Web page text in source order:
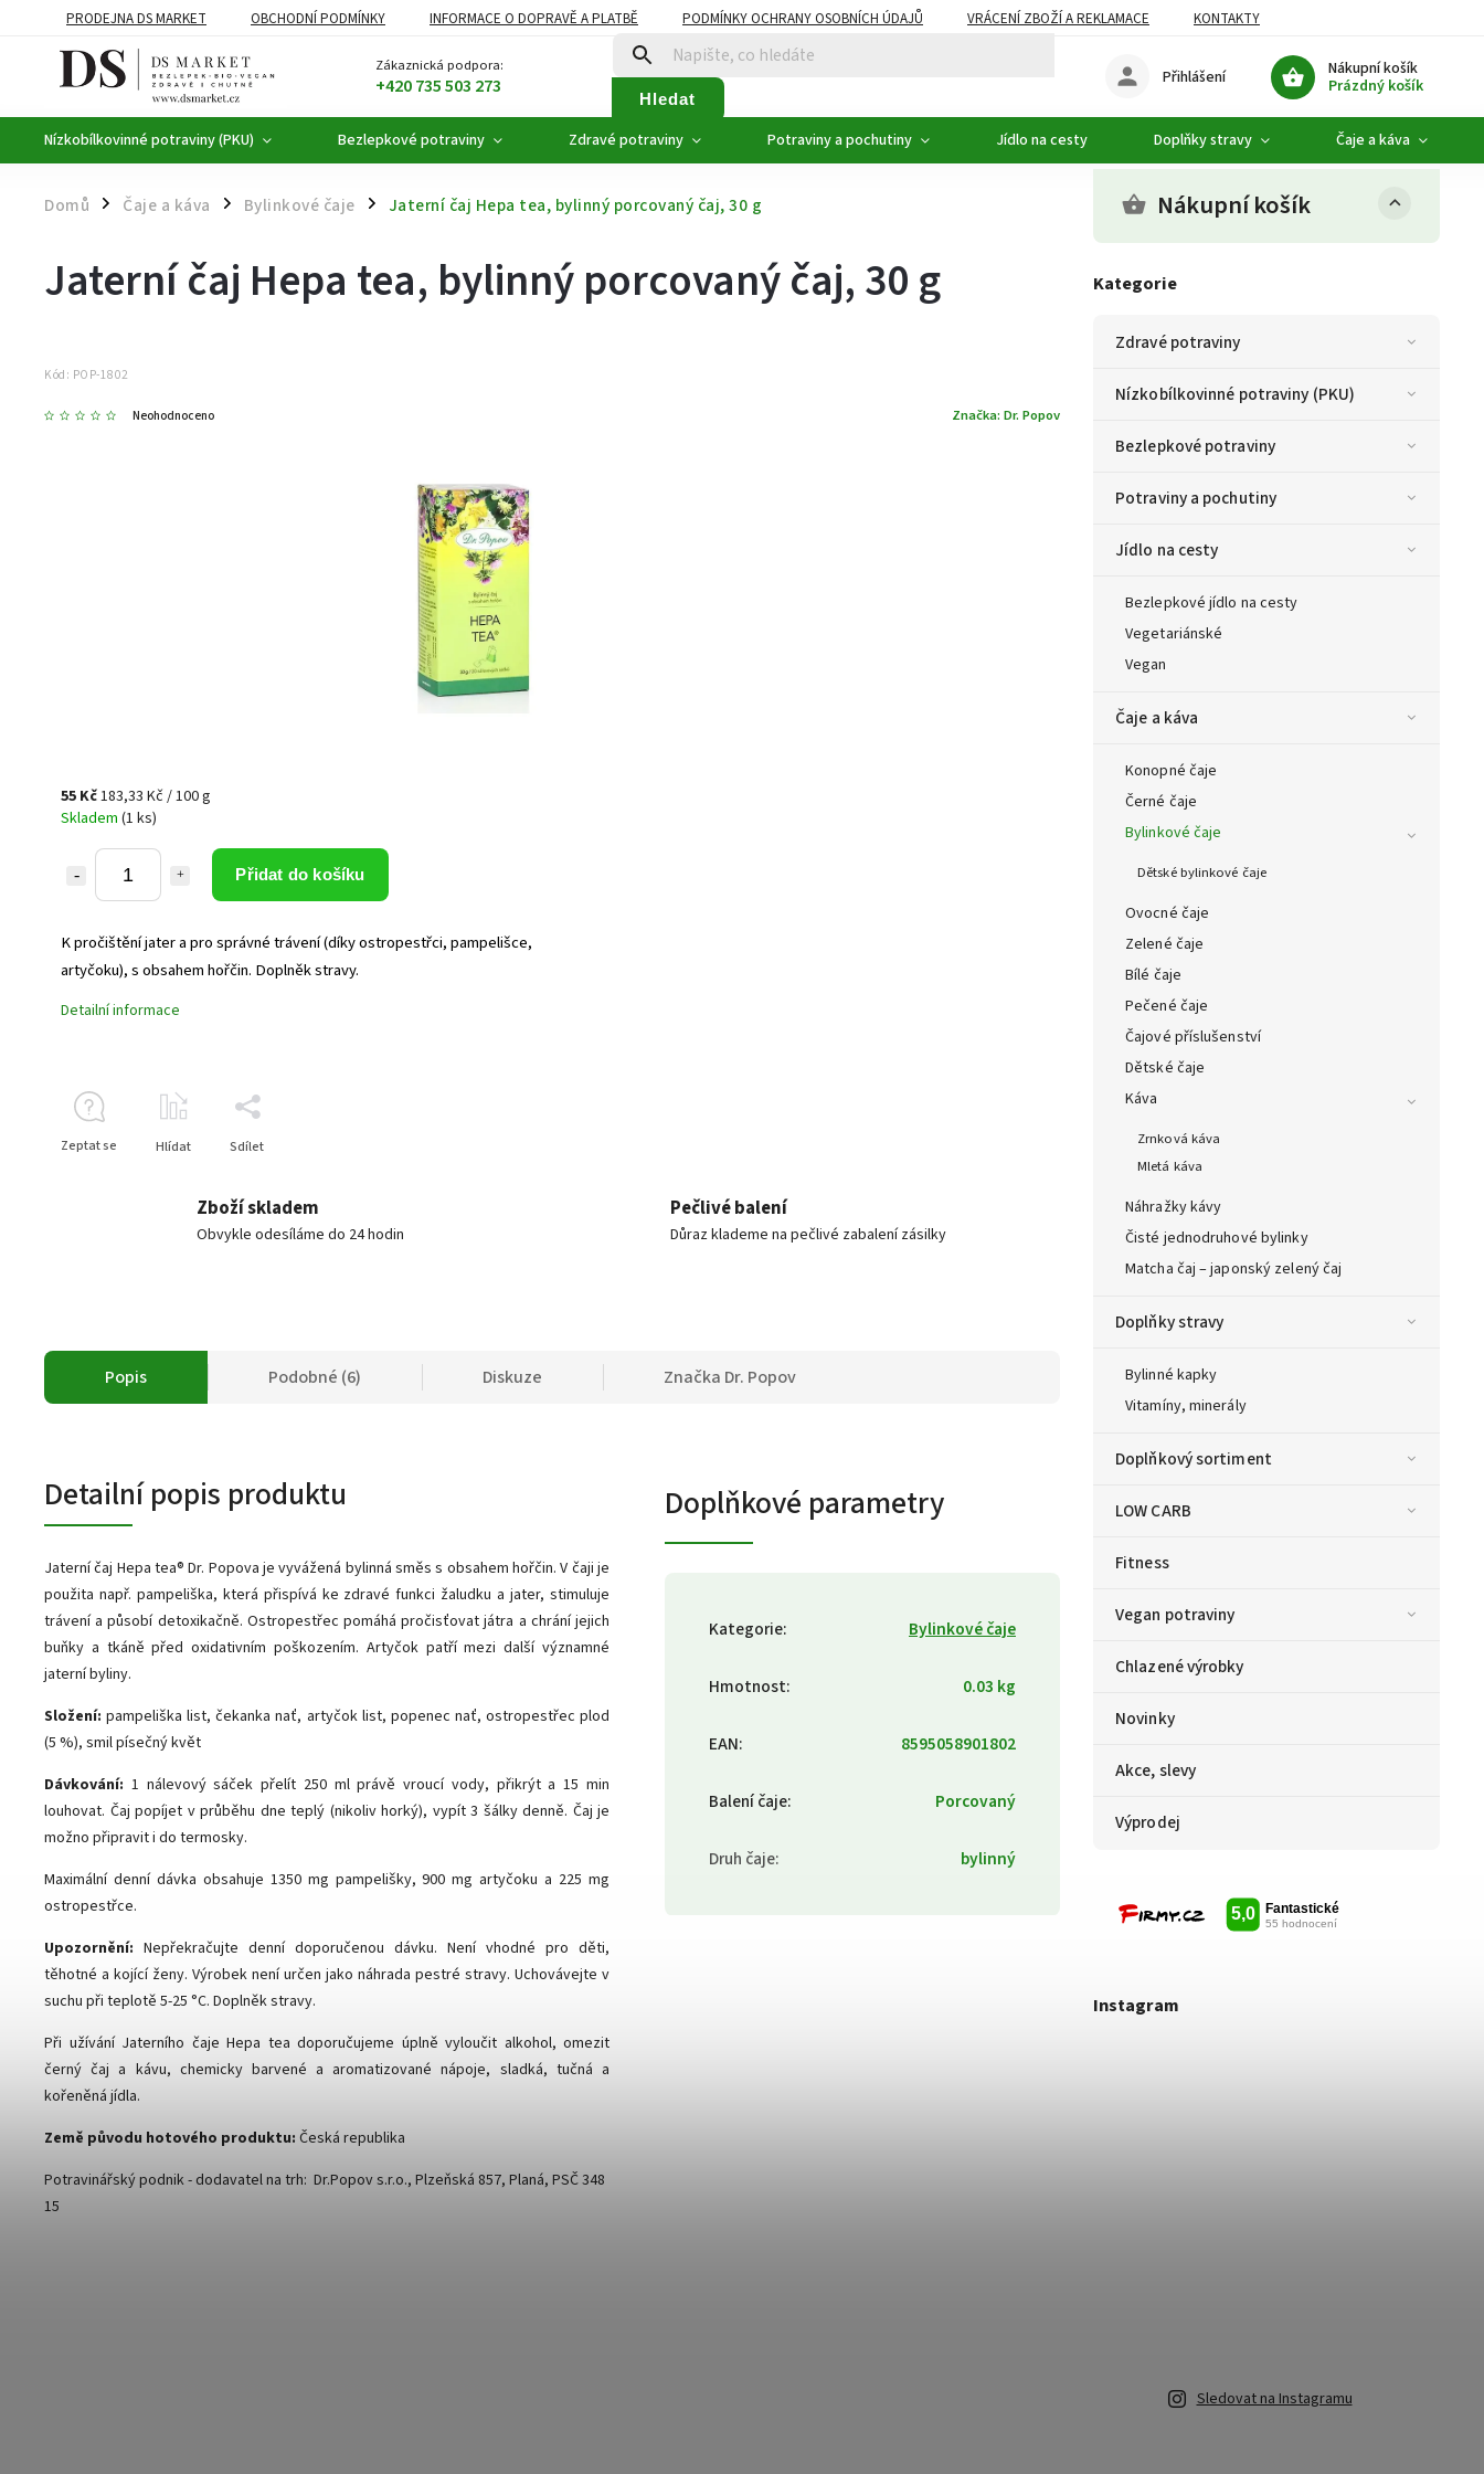
PRODEJNA DS MARKET OBCHODNÍ PODMÍNKY INFORMACE O DOPRAVĚ A PLATBĚ PODMÍNKY OCHRANY OSOBNÍCH ÚDAJŮ VRÁCENÍ ZBOŽÍ A REKLAMACE
KONTAKTY
BEZLEPKOVÉ POTRAVINY
ZDRAVÉ POTRAVINY NOVINKY AKCE, SLEVY
Zákaznická podpora:
+420 735 503 273 Hledat
Nákupní košík
Prázdný košík
Přihlášení
Nízkobílkovinné potraviny (PKU) Bezlepkové potraviny Zdravé potraviny Potraviny a pochutiny Jídlo na cesty Doplňky stravy Čaje a káva
Domů / Čaje a káva / Bylinkové čaje / Jaterní čaj Hepa tea, bylinný porcovaný čaj, 30 g Nákupní košík
Kategorie
Zdravé potraviny
Nízkobílkovinné potraviny (PKU)
Bezlepkové potraviny
Potraviny a pochutiny
Jídlo na cesty
Bezlepkové jídlo na cesty
Vegetariánské
Vegan
Čaje a káva
Konopné čaje
Černé čaje
Bylinkové čaje
Dětské bylinkové čaje
Ovocné čaje
Zelené čaje
Bílé čaje
Pečené čaje
Čajové příslušenství
Dětské čaje
Káva
Zrnková káva
Mletá káva
Náhražky kávy
Čisté jednodruhové bylinky
Matcha čaj – japonský zelený čaj
Doplňky stravy
Bylinné kapky
Vitamíny, minerály
Doplňkový sortiment
LOW CARB
Fitness
Vegan potraviny
Chlazené výrobky
Novinky
Akce, slevy
Výprodej
Instagram
Sledovat na Instagramu
Jaterní čaj Hepa tea, bylinný porcovaný čaj, 30 g
Kód: POP-1802
Neohodnoceno Značka: Dr. Popov
55 Kč183,33 Kč / 100 g
Skladem (1 ks)
Přidat do košíku
K pročištění jater a pro správné trávení (díky ostropestřci, pampelišce,
artyčoku), s obsahem hořčin. Doplněk stravy.
Detailní informace
Zeptat se Hlídat Sdílet
Zboží skladem
Obvykle odesíláme do 24 hodin
Pečlivé balení
Důraz klademe na pečlivé zabalení zásilky
Popis Podobné (6) Diskuze Značka Dr. Popov
Detailní popis produktu
Jaterní čaj Hepa tea® Dr. Popova je vyvážená bylinná směs s obsahem hořčin. V čaji je
použita např. pampeliška, která přispívá ke zdravé funkci žaludku a jater, stimuluje
trávení a působí detoxikačně. Ostropestřec pomáhá pročisťovat játra a chrání jejich
buňky a tkáně před oxidativním poškozením. Artyčok patří mezi další významné
jaterní byliny.
Složení: pampeliška list, čekanka nať, artyčok list, popenec nať, ostropestřec plod
(5 %), smil písečný květ
Dávkování: 1 nálevový sáček přelít 250 ml právě vroucí vody, přikrýt a 15 min
louhovat. Čaj popíjet v průběhu dne teplý (nikoliv horký), vypít 3 šálky denně. Čaj je
možno připravit i do termosky.
Maximální denní dávka obsahuje 1350 mg pampelišky, 900 mg artyčoku a 225 mg
ostropestřce.
Upozornění: Nepřekračujte denní doporučenou dávku. Není vhodné pro děti,
těhotné a kojící ženy. Výrobek není určen jako náhrada pestré stravy. Uchovávejte v
suchu při teplotě 5-25 °C. Doplněk stravy.
Při užívání Jaterního čaje Hepa tea doporučujeme úplně vyloučit alkohol, omezit
černý čaj a kávu, chemicky barvené a aromatizované nápoje, sladká, tučná a
kořeněná jídla.
Země původu hotového produktu: Česká republika
Potravinářský podnik - dodavatel na trh: Dr.Popov s.r.o., Plzeňská 857, Planá, PSČ 348
15
Doplňkové parametry
Kategorie: Bylinkové čaje
Hmotnost: 0.03 kg
EAN: 8595058901802
Balení čaje: Porcovaný
Druh čaje: bylinný